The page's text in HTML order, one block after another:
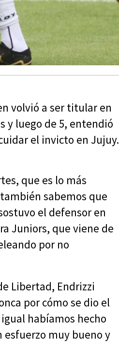
volvió a ser titular en
y luego de 5, entendió
el invicto en Jujuy.
que es lo más
sabemos que
el defensor en
Juniors, que viene de
por no
Libertad, Endrizzi
por cómo se dio el
habíamos hecho
muy bueno y